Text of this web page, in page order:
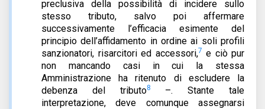
preclusiva della possibilità di incidere sullo
stesso tributo, salvo poi affermare
successivamente l’efficacia esimente del
principio dell’affidamento in ordine ai soli profili
sanzionatori, risarcitori ed accessori,7 e ciò pur
non mancando casi in cui la stessa
Amministrazione ha ritenuto di escludere la
debenza del tributo8
–. Stante tale
interpretazione, deve comunque assegnarsi